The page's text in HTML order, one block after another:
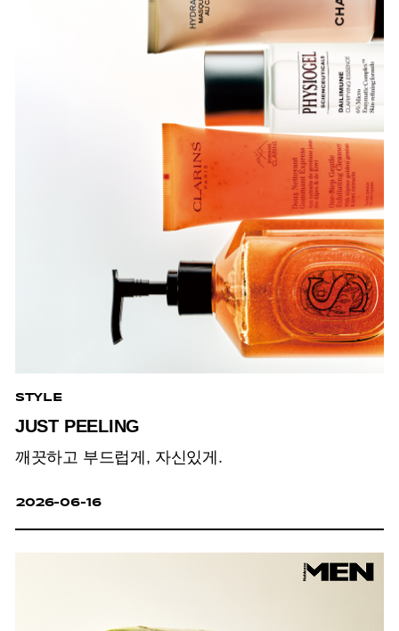
STYLE
JUST PEELING
깨끗하고 부드럽게, 자신있게.
2026-06-16